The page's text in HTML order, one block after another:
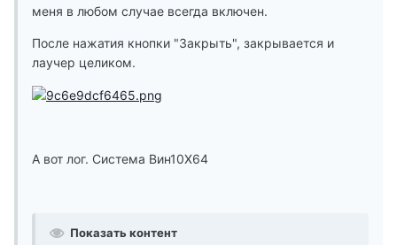
меня в любом случае всегда включен.
После нажатия кнопки "Закрыть", закрывается и
лаучер целиком.
А вот лог. Система Вин10Х64
Показать контент